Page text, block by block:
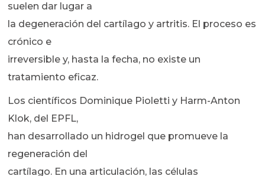
suelen dar lugar a
la degeneración del cartílago y artritis. El proceso es
crónico e
irreversible y, hasta la fecha, no existe un
tratamiento eficaz.
Los científicos Dominique Pioletti y Harm-Anton
Klok, del EPFL,
han desarrollado un hidrogel que promueve la
regeneración del
cartílago. En una articulación, las células